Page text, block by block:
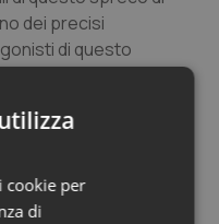
dei precisi
di questo
cookie per
di